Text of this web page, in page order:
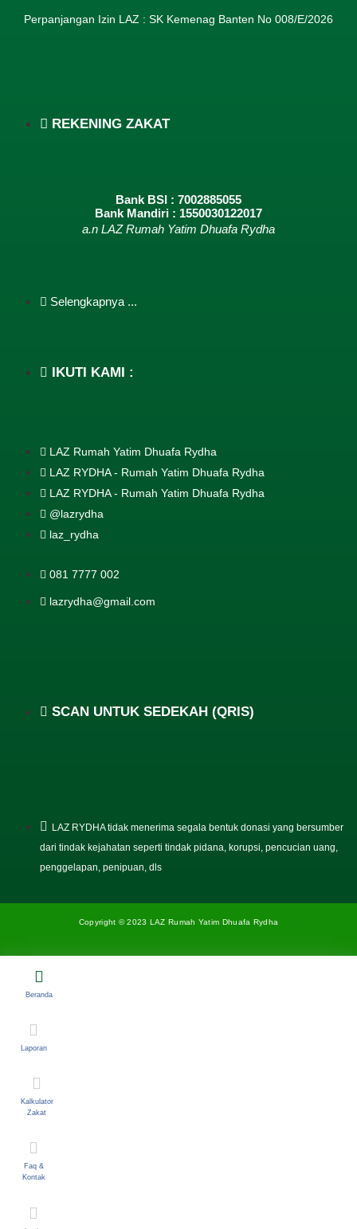
Perpanjangan Izin LAZ : SK Kemenag Banten No 008/E/2026​
REKENING ZAKAT
Bank BSI : 7002885055
Bank Mandiri : 1550030122017
a.n LAZ Rumah Yatim Dhuafa Rydha
Selengkapnya ...
IKUTI KAMI :
LAZ Rumah Yatim Dhuafa Rydha
LAZ RYDHA - Rumah Yatim Dhuafa Rydha
LAZ RYDHA - Rumah Yatim Dhuafa Rydha
@lazrydha
laz_rydha
081 7777 002
lazrydha@gmail.com
SCAN UNTUK SEDEKAH (QRIS)
LAZ RYDHA tidak menerima segala bentuk donasi yang bersumber
dari tindak kejahatan seperti tindak pidana, korupsi, pencucian uang,
penggelapan, penipuan, dls
Copyright © 2023 LAZ Rumah Yatim Dhuafa Rydha
Beranda
Laporan
Kalkulator
Zakat
Faq &
Kontak